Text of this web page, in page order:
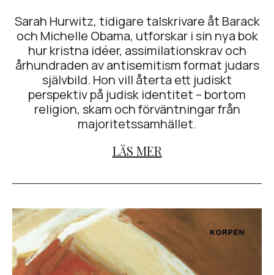
Sarah Hurwitz, tidigare talskrivare åt Barack
och Michelle Obama, utforskar i sin nya bok
hur kristna idéer, assimilationskrav och
århundraden av antisemitism format judars
självbild. Hon vill återta ett judiskt
perspektiv på judisk identitet – bortom
religion, skam och förväntningar från
majoritetssamhället.
LÄS MER